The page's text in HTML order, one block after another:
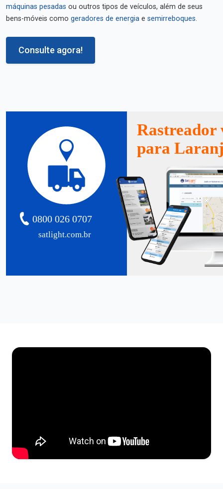
máquinas pesadas ou outros tipos de veículos, além de seus
bens-móveis como geradores de energia e semirreboques.
Consulte agora!
satlight.com.br
0800 026 0707
Rastreador
para